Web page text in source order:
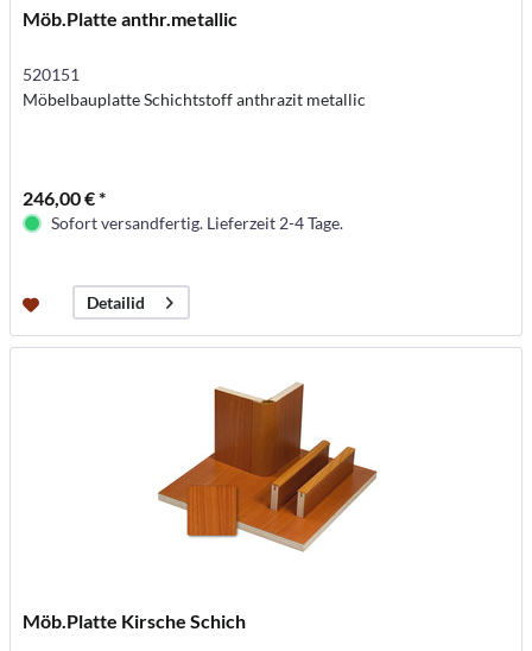
Möb.Platte anthr.metallic
520151
Möbelbauplatte Schichtstoff anthrazit metallic
246,00 € *
Sofort versandfertig. Lieferzeit 2-4 Tage.
Detailid
Möb.Platte Kirsche Schich